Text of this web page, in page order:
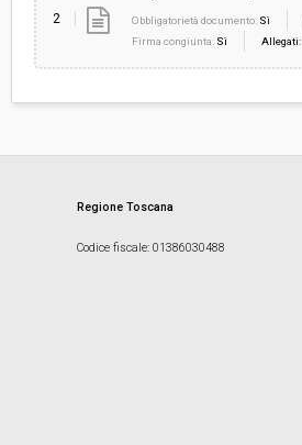
2 Obbligatorietà documento: Sì
Firma congiunta: Sì Allegati:
Regione Toscana
Codice fiscale: 01386030488